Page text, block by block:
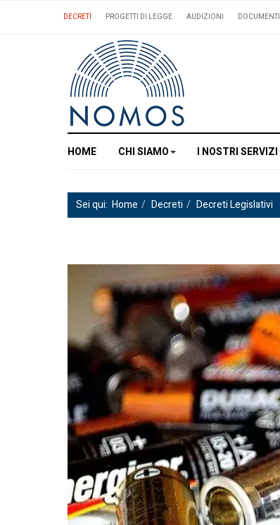
DECRETI PROGETTI DI LEGGE AUDIZIONI DOCUMENTI
HOME CHI SIAMO I NOSTRI SERVIZI
Sei qui: Home Decreti Decreti Legislativi